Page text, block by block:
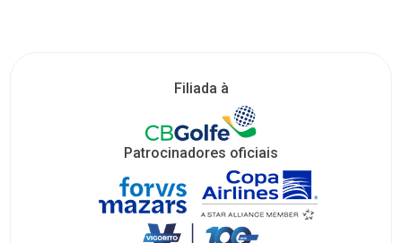
Filiada à
Patrocinadores oficiais